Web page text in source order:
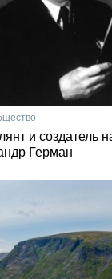
и создатель
Герман